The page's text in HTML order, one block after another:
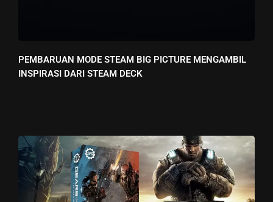
PEMBARUAN MODE STEAM BIG PICTURE MENGAMBIL
INSPIRASI DARI STEAM DECK